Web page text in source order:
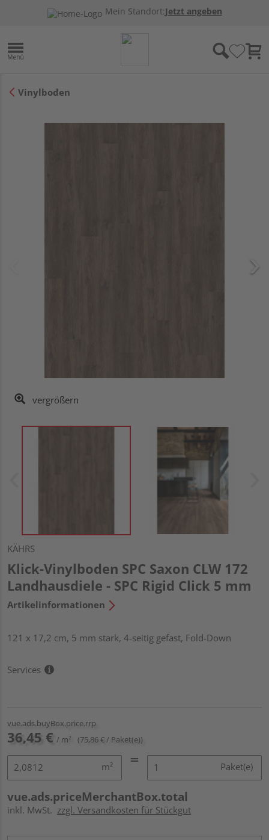
Mein Standort:Jetzt angeben
Vinylboden
vergrößern
KÄHRS
Klick-Vinylboden SPC Saxon CLW 172
Landhausdiele - SPC Rigid Click 5 mm
Artikelinformationen
121 x 17,2 cm, 5 mm stark, 4-seitig gefast, Fold-Down
Services
vue.ads.buyBox.price.rrp
36,45 € / m² (75,86 € / Paket(e))
m² Paket(e)
vue.ads.priceMerchantBox.total
inkl. MwSt. zzgl. Versandkosten für Stückgut